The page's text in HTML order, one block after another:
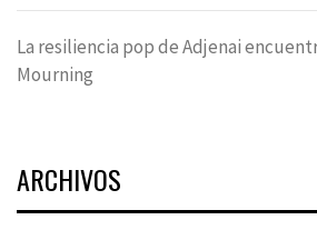
La resiliencia pop de Adjenai
Mourning
ARCHIVOS